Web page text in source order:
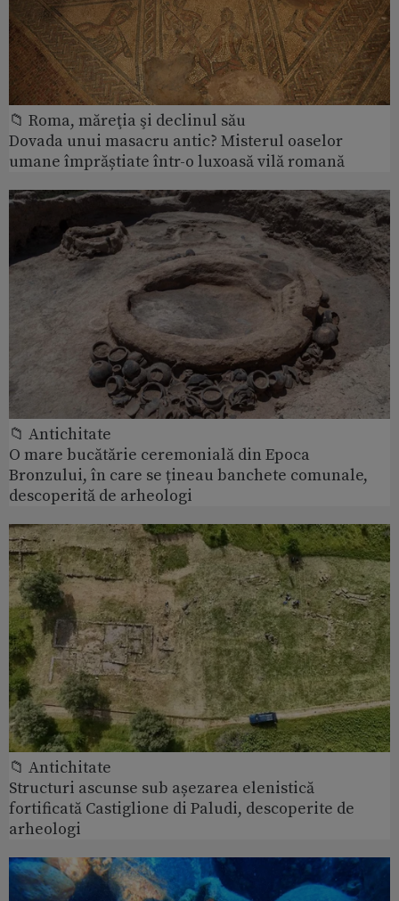
📁 Roma, măreţia şi declinul său
Dovada unui masacru antic? Misterul oaselor
umane împrăștiate într-o luxoasă vilă romană
📁 Antichitate
O mare bucătărie ceremonială din Epoca
Bronzului, în care se țineau banchete comunale,
descoperită de arheologi
📁 Antichitate
Structuri ascunse sub așezarea elenistică
fortificată Castiglione di Paludi, descoperite de
arheologi